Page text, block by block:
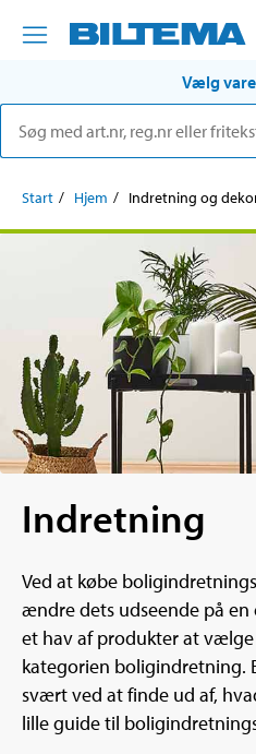
Vælg
Start Hjem Indretning og
Indretning
Ved at købe
ændre dets udseende på en
et hav af produkter at
kategorien boligindretning.
svært ved at finde ud af,
lille guide til